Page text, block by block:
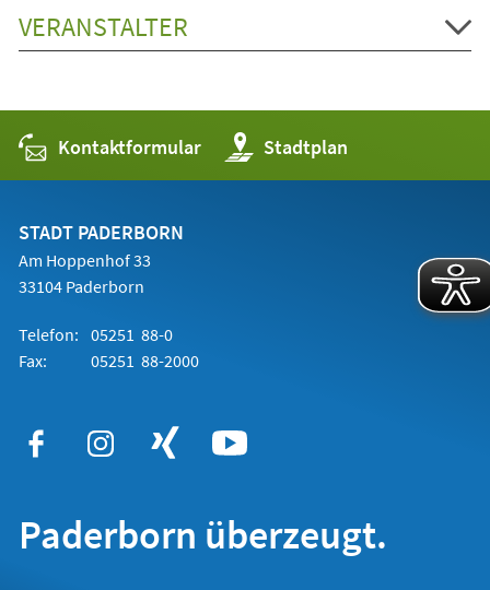
VERANSTALTER
Kontaktformular Stadtplan
(Öffnet
in
einem
STADT PADERBORN
Am Hoppenhof 33
33104 Paderborn
Telefon: 05251 88-0
Fax:
05251 88-2000
Paderborn überzeugt.